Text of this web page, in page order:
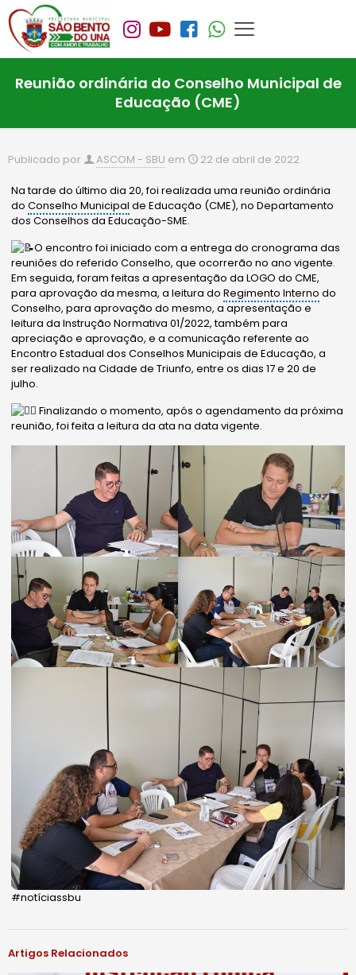
Reunião ordinária do Conselho Municipal de
Educação (CME)
Publicado por ASCOM - SBU em 22 de abril de 2022
Na tarde do último dia 20, foi realizada uma reunião ordinária
doConselho Municipal de Educação (CME), no Departamento
dos Conselhos da Educação-SME.
O encontro foi iniciado com a entrega do cronograma das
reuniões do referido Conselho, que ocorrerão no ano vigente.
Em seguida, foram feitas a apresentação da LOGO do CME,
para aprovação da mesma, a leitura doRegimento Interno do
Conselho, para aprovação do mesmo, a apresentação e
leitura da Instrução Normativa 01/2022, também para
apreciação e aprovação, e a comunicação referente ao
Encontro Estadual dos Conselhos Municipais de Educação, a
ser realizado na Cidade de Triunfo, entre os dias 17 e 20 de
julho.
Finalizando o momento, após o agendamento da próxima
reunião, foi feita a leitura da ata na data vigente.
#notíciassbu
Artigos Relacionados